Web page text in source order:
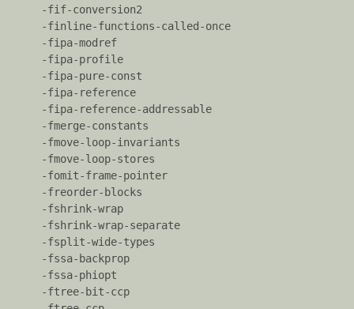
version
显示编译器版本信息。
dumps
pecs
显示所有内置规格字符串。
dumpv
ersion
显示编译器的版本。
dumpm
achine
显示编译器的目标处理器。
search-
显示编译器搜索路径中的目录。
-fif-conversion2
-finline-functions-called-once
-fipa-modref
-fipa-profile
-fipa-pure-const
-fipa-reference
-fipa-reference-addressable
-fmerge-constants
-fmove-loop-invariants
-fmove-loop-stores
-fomit-frame-pointer
-freorder-blocks
-fshrink-wrap
-fshrink-wrap-separate
-fsplit-wide-types
-fssa-backprop
-fssa-phiopt
-ftree-bit-ccp